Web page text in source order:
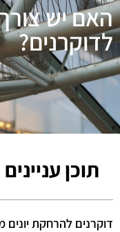
האם יש
לדוקרנים?
תוכן עניינים
דוקרנים להרחקת יונים